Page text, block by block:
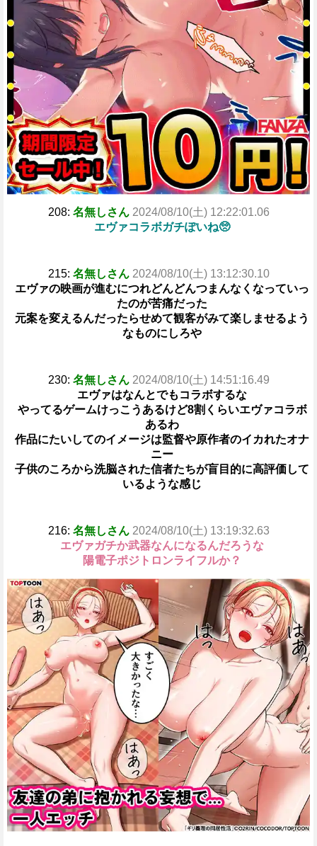
208: 名無しさん 2024/08/10(土) 12:22:01.06
エヴァコラボガチぽいね🥺
215: 名無しさん 2024/08/10(土) 13:12:30.10
エヴァの映画が進むにつれどんどんつまんなくなっていっ
たのが苦痛だった
元案を変えるんだったらせめて観客がみて楽しませるよう
なものにしろや
230: 名無しさん 2024/08/10(土) 14:51:16.49
エヴァはなんとでもコラボするな
やってるゲームけっこうあるけど8割くらいエヴァコラボ
あるわ
作品にたいしてのイメージは監督や原作者のイカれたオナ
ニー
子供のころから洗脳された信者たちが盲目的に高評価して
いるような感じ
216: 名無しさん 2024/08/10(土) 13:19:32.63
エヴァガチか武器なんになるんだろうな
陽電子ポジトロンライフルか？